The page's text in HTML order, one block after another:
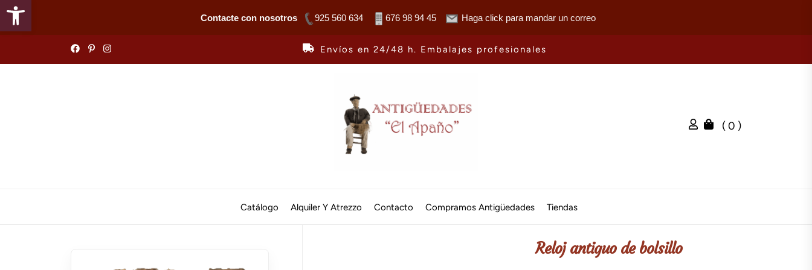
Abrir barra de herramientas
Contacte con nosotros 925 560 634 676 98 94 45 Haga click para mandar un correo
Envíos en 24/48 h. Embalajes profesionales
El
( 0 )
Catálogo Alquiler Y Atrezzo Contacto Compramos Antigüedades Tiendas
Reloj antiguo de bolsillo